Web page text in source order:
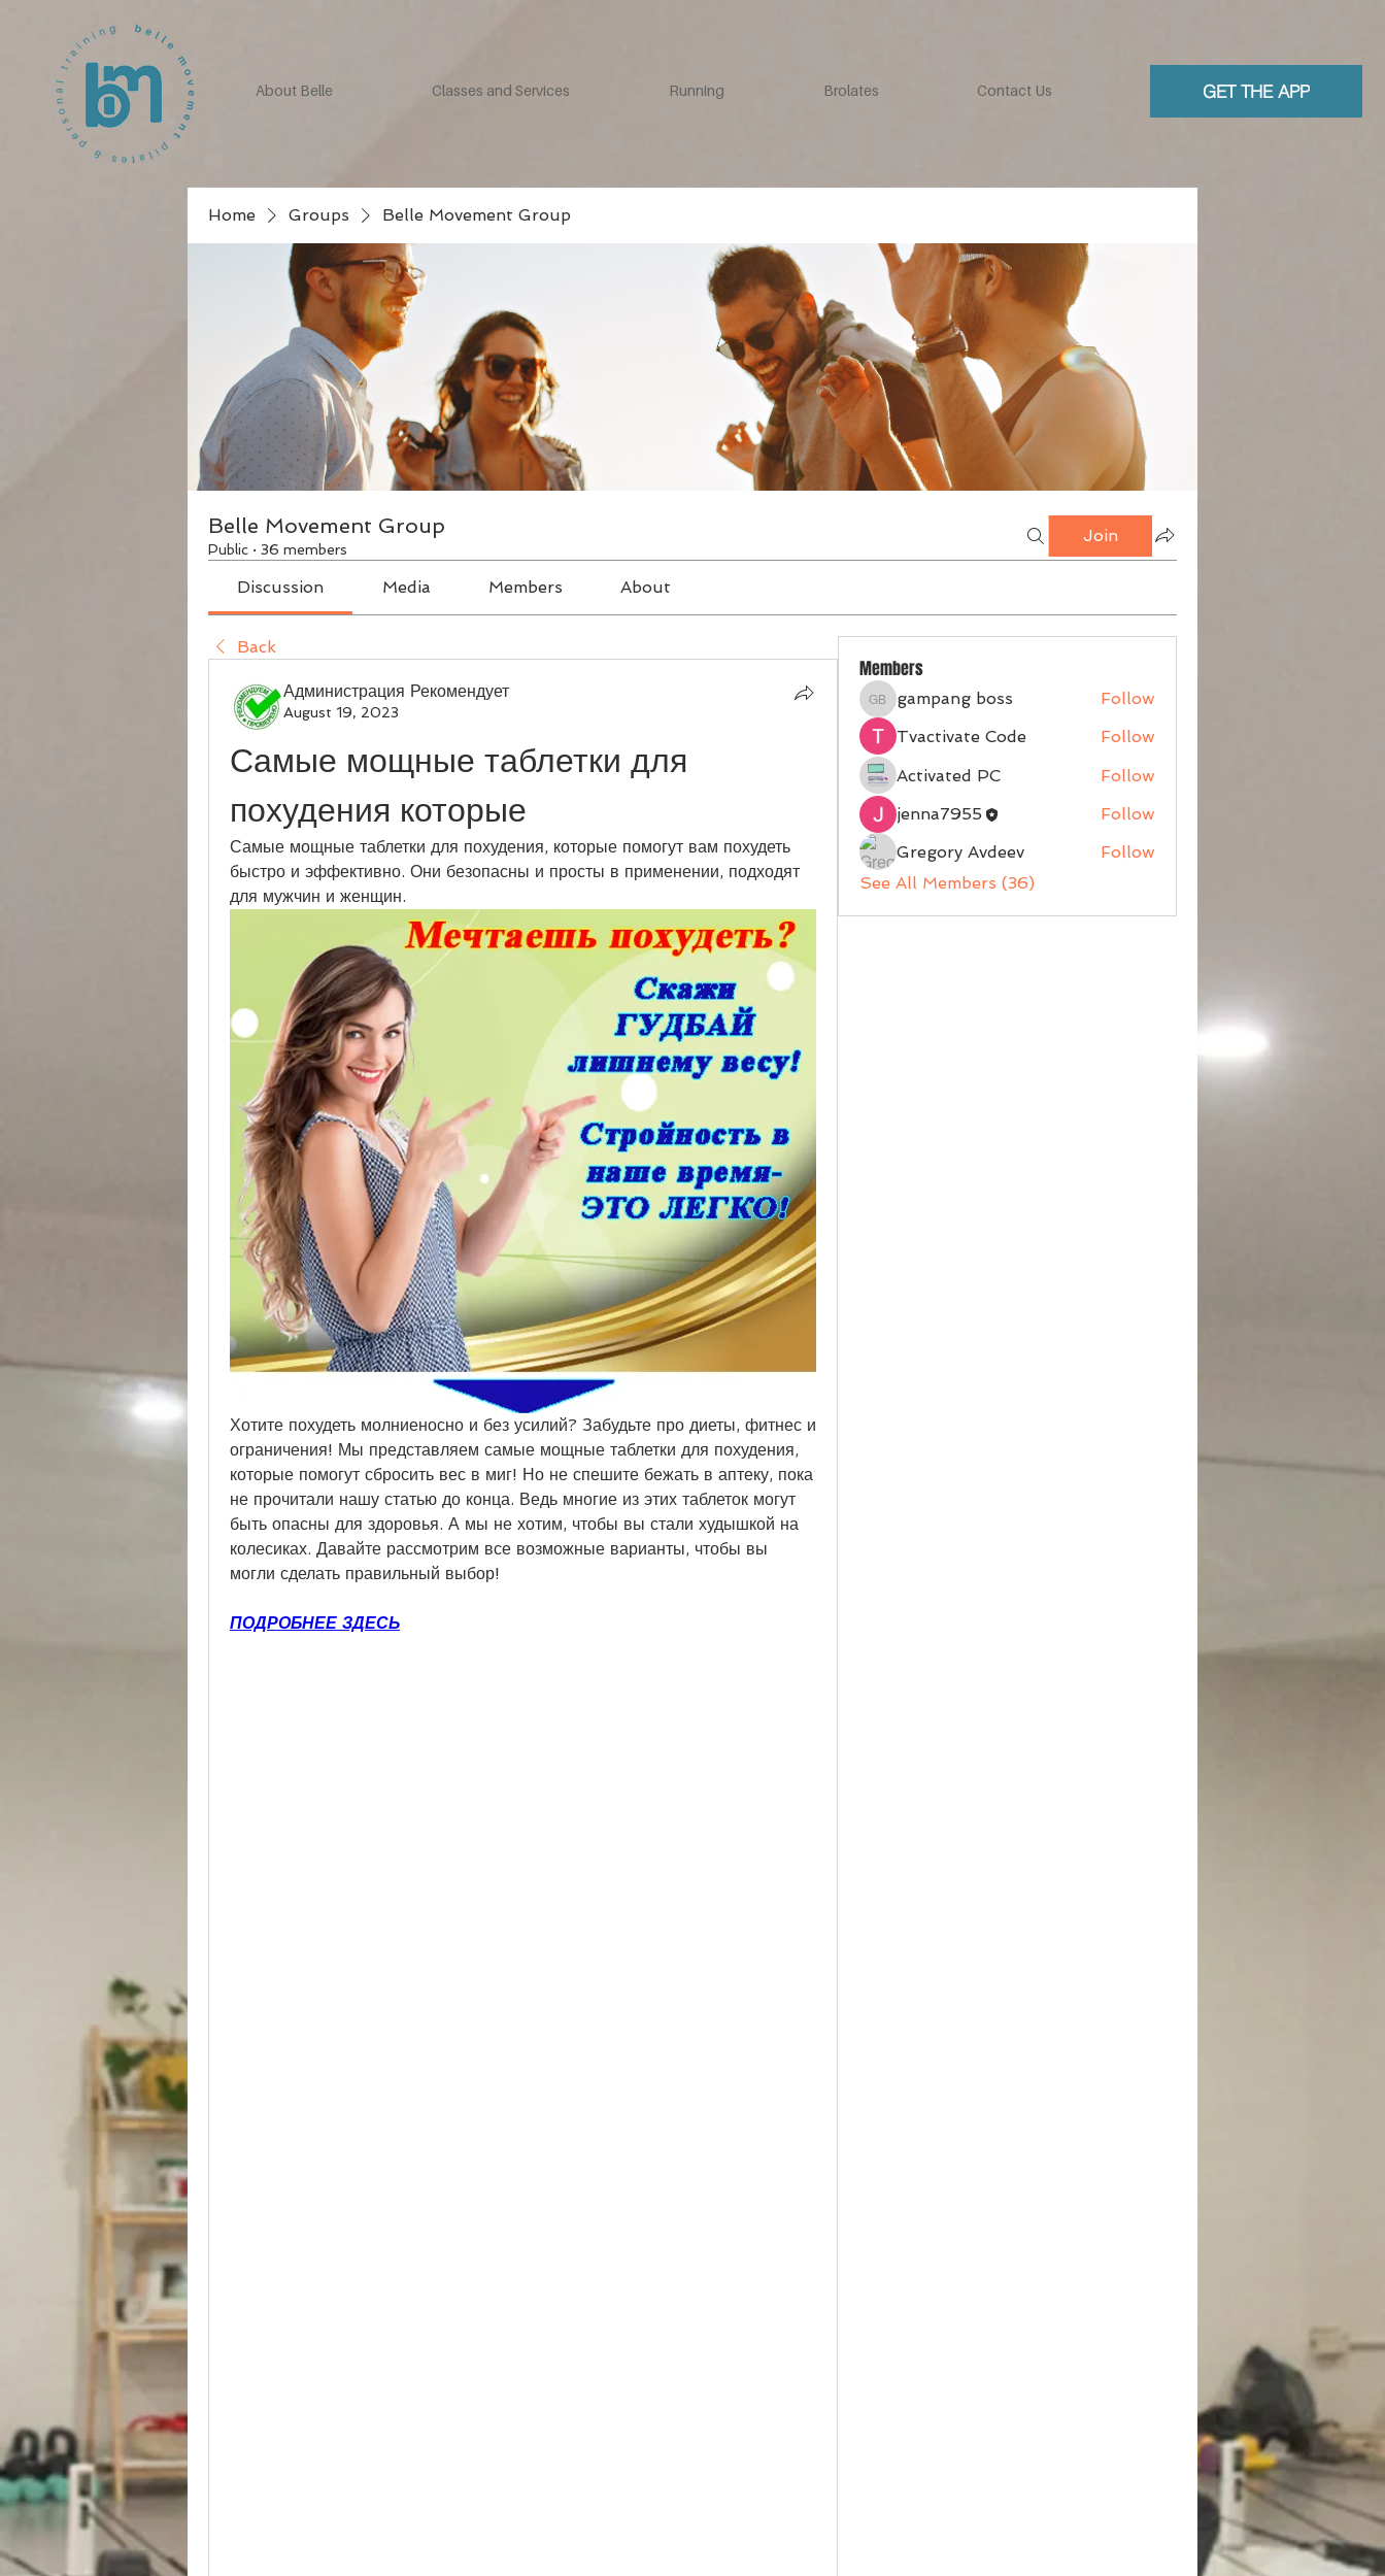
About Belle Classes and Services Running Brolates Contact Us GET THE APP
Home Groups Belle Movement Group
Belle Movement Group
Public · 36 members
Join
Discussion Media Members About
Back
Администрация Рекомендует
August 19, 2023
Самые мощные таблетки для
похудения которые
Самые мощные таблетки для похудения, которые помогут вам похудеть
быстро и эффективно. Они безопасны и просты в применении, подходят
для мужчин и женщин.
Хотите похудеть молниеносно и без усилий? Забудьте про диеты, фитнес и
ограничения! Мы представляем самые мощные таблетки для похудения,
которые помогут сбросить вес в миг! Но не спешите бежать в аптеку, пока
не прочитали нашу статью до конца. Ведь многие из этих таблеток могут
быть опасны для здоровья. А мы не хотим, чтобы вы стали худышкой на
колесиках. Давайте рассмотрим все возможные варианты, чтобы вы
могли сделать правильный выбор!
ПОДРОБНЕЕ ЗДЕСЬ
Members
gampang boss
gampang boss
Follow
Tvactivate Code
Follow
Activated PC
Follow
jenna7955
Follow
Gregory Avdeev
Follow
See All Members (36)